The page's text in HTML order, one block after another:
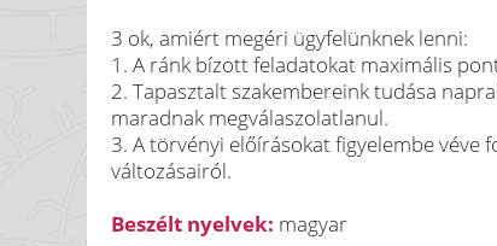
3 ok, amiért megéri ügyfelünknek lenni:
1. A ránk bízott feladatokat maximális
2. Tapasztalt szakembereink tudása
maradnak megválaszolatlanul.
3. A törvényi előírásokat figyelembe véve
változásairól.
Beszélt nyelvek: magyar